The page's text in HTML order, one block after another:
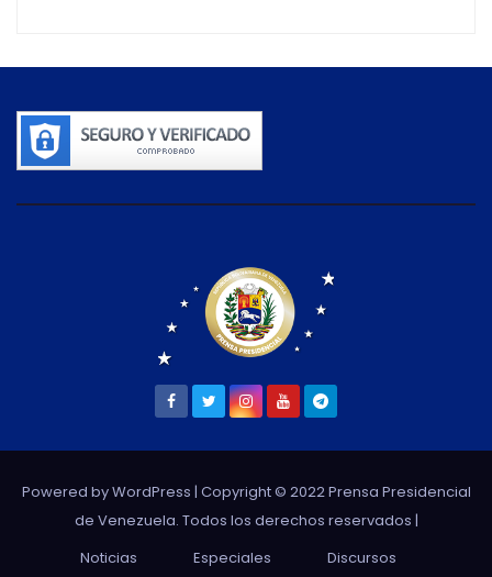
Powered by WordPress | Copyright © 2022 Prensa Presidencial
de Venezuela. Todos los derechos reservados |
Noticias
Especiales Discursos